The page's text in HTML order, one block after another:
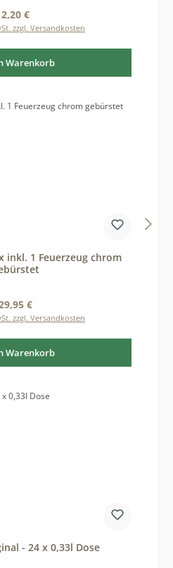
Regulärer Preis:
2,20 €
zzgl. Versandkosten
Warenkorb
inkl. 1 Feuerzeug chrom
Preis:
€
zzgl. Versandkosten
Warenkorb
- 24 x 0,33l Dose